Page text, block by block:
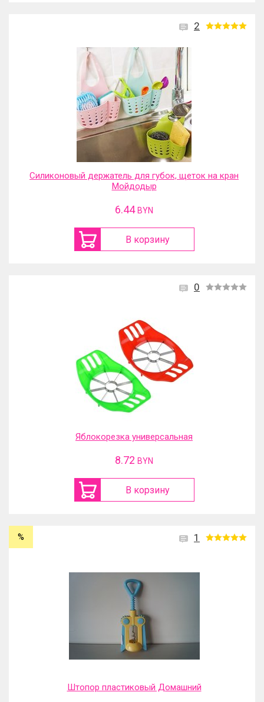
2
Силиконовый держатель для губок, щеток на кран
Мойдодыр
6.44 BYN
В корзину
0
Яблокорезка универсальная
8.72 BYN
В корзину
1
%
Штопор пластиковый Домашний